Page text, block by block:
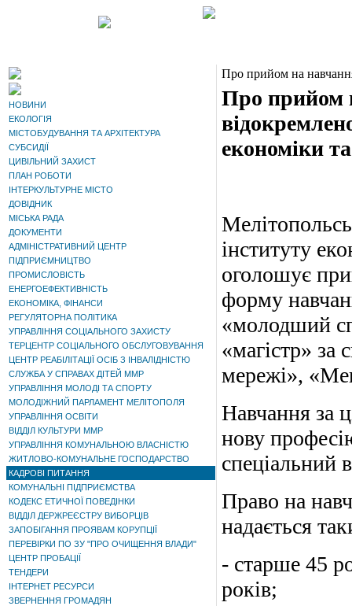
НОВИНИ
ЕКОЛОГІЯ
МІСТОБУДУВАННЯ ТА АРХІТЕКТУРА
СУБСИДІЇ
ЦИВІЛЬНИЙ ЗАХИСТ
ПЛАН РОБОТИ
ІНТЕРКУЛЬТУРНЕ МІСТО
ДОВІДНИК
МІСЬКА РАДА
ДОКУМЕНТИ
АДМІНІСТРАТИВНИЙ ЦЕНТР
ПІДПРИЄМНИЦТВО
ПРОМИСЛОВІСТЬ
ЕНЕРГОЕФЕКТИВНІСТЬ
ЕКОНОМІКА, ФІНАНСИ
РЕГУЛЯТОРНА ПОЛІТИКА
УПРАВЛІННЯ СОЦІАЛЬНОГО ЗАХИСТУ
ТЕРЦЕНТР СОЦІАЛЬНОГО ОБСЛУГОВУВАННЯ
ЦЕНТР РЕАБІЛІТАЦІЇ ОСІБ З ІНВАЛІДНІСТЮ
СЛУЖБА У СПРАВАХ ДІТЕЙ ММР
УПРАВЛІННЯ МОЛОДІ ТА СПОРТУ
МОЛОДІЖНИЙ ПАРЛАМЕНТ МЕЛІТОПОЛЯ
УПРАВЛІННЯ ОСВІТИ
ВІДДІЛ КУЛЬТУРИ ММР
УПРАВЛІННЯ КОМУНАЛЬНОЮ ВЛАСНІСТЮ
ЖИТЛОВО-КОМУНАЛЬНЕ ГОСПОДАРСТВО
КАДРОВІ ПИТАННЯ
КОМУНАЛЬНІ ПІДПРИЄМСТВА
КОДЕКС ЕТИЧНОЇ ПОВЕДІНКИ
ВІДДІЛ ДЕРЖРЕЄСТРУ ВИБОРЦІВ
ЗАПОБІГАННЯ ПРОЯВАМ КОРУПЦІЇ
ПЕРЕВІРКИ ПО ЗУ "ПРО ОЧИЩЕННЯ ВЛАДИ"
ЦЕНТР ПРОБАЦІЇ
ТЕНДЕРИ
ІНТЕРНЕТ РЕСУРСИ
ЗВЕРНЕННЯ ГРОМАДЯН
Про прийом на
Про прийом
економіки
інституту
оголошує
форму
«молодший
«магістр» за
мережі»,
Навчання за
нову
спеціальний
Право на
надається
- старше 45
років;